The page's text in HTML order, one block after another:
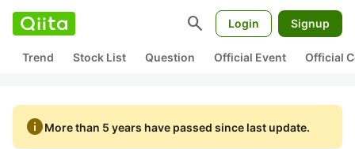
search Login Signup
Trend Stock List Question Official Event Official
infoMore than 5 years have passed since last update.